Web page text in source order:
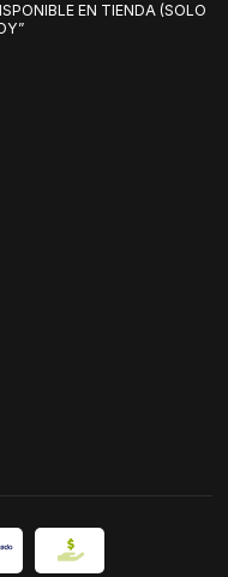
EN TIENDA (SOLO